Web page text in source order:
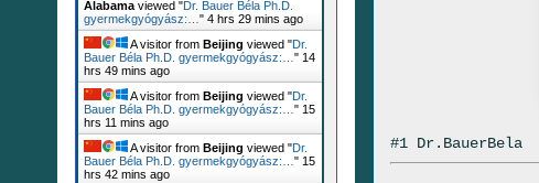
#1 Dr.BauerBela
Alabama viewed "Dr. Bauer Béla Ph.D.
gyermekgyógyász:… " 4 hrs 29 mins ago
A visitor from Beijing viewed "Dr.
Bauer Béla Ph.D. gyermekgyógyász:… " 14
hrs 49 mins ago
A visitor from Beijing viewed "Dr.
Bauer Béla Ph.D. gyermekgyógyász:… " 15
hrs 11 mins ago
A visitor from Beijing viewed "Dr.
Bauer Béla Ph.D. gyermekgyógyász:… " 15
hrs 42 mins ago